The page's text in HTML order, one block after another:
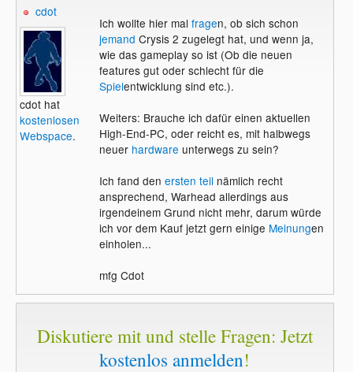
cdot
cdot hat
kostenlosen
Webspace.
Ich wollte hier mal fragen, ob sich schon
jemand Crysis 2 zugelegt hat, und wenn ja,
wie das gameplay so ist (Ob die neuen
features gut oder schlecht für die
Spielentwicklung sind etc.).
Weiters: Brauche ich dafür einen aktuellen
High-End-PC, oder reicht es, mit halbwegs
neuer hardware unterwegs zu sein?
Ich fand den ersten teil nämlich recht
ansprechend, Warhead allerdings aus
irgendeinem Grund nicht mehr, darum würde
ich vor dem Kauf jetzt gern einige Meinungen
einholen...
mfg Cdot
Diskutiere mit und stelle Fragen: Jetzt
kostenlos anmelden!